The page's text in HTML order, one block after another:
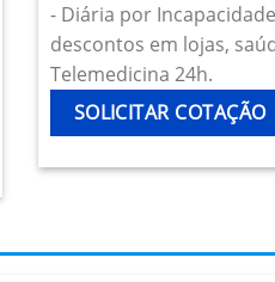
- Diária por
descontos em lojas,
Telemedicina 24h.
SOLICITAR COTAÇÃO